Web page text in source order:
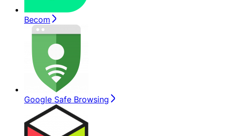
Becom
Google Safe Browsing